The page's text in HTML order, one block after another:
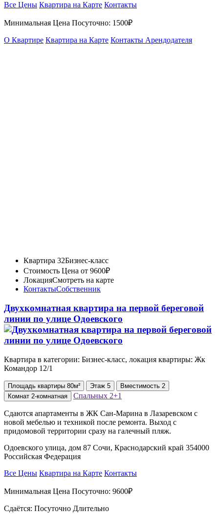
Все Цены Квартира на Карте Контакты
Минимальная Цена Посуточно: 1500₽
О Квартире Квартира на Карте Контакты Арендодателя
Квартира 32Бизнес-класс
Стоимость Цена от 9600₽
ЛокацияСмотреть на карте
КонтактыСобственник
Двухкомнатная квартира на первой береговой
линии по улице Одоевского
Квартира в категории: Бизнес-класс, локация квартиры: Жк
Командор 12/1
Площадь квартиры 80м² Этаж 5 Вместимость 2
Комнат 2-комнатная Спальных 2+1
Сдаются апартаменты в ЖК Сан-Марина в Лазаревском с
новой мебелью и техникой после ремонта. Выход с
придомовой территории сразу на галечный пляж.
Одоевского улица, дом 87 Сочи, Краснодарский край 354000
Российская Федерация
Все Цены Квартира на Карте Контакты
Минимальная Цена Посуточно: 9600₽
Сдаётся: Посуточно Длительно